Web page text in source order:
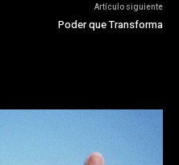
Artículo siguiente
Poder que Transforma